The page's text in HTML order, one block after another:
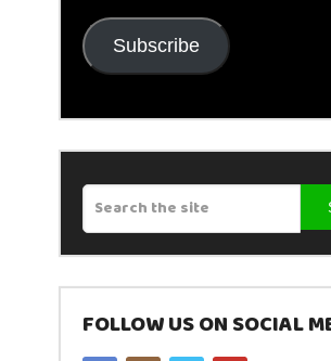
Subscribe
FOLLOW US ON SOCIAL